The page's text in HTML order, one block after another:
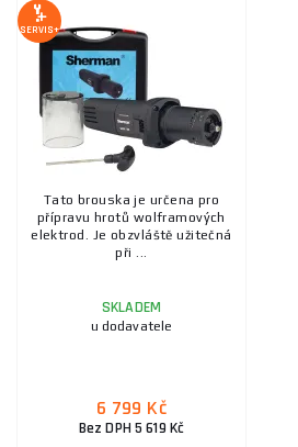
SERVIS+
Tato brouska je určena pro
přípravu hrotů wolframových
elektrod. Je obzvláště užitečná
při ...
SKLADEM
u dodavatele
6 799 Kč
Bez DPH 5 619 Kč